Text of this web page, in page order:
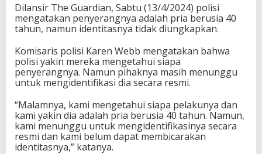
Dilansir The Guardian, Sabtu (13/4/2024) polisi
mengatakan penyerangnya adalah pria berusia 40
tahun, namun identitasnya tidak diungkapkan.
Komisaris polisi Karen Webb mengatakan bahwa
polisi yakin mereka mengetahui siapa
penyerangnya. Namun pihaknya masih menunggu
untuk mengidentifikasi dia secara resmi.
“Malamnya, kami mengetahui siapa pelakunya dan
kami yakin dia adalah pria berusia 40 tahun. Namun,
kami menunggu untuk mengidentifikasinya secara
resmi dan kami belum dapat membicarakan
identitasnya,” katanya.